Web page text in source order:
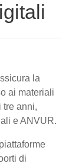
la
ai materiali
tre anni,
e ANVUR.
di